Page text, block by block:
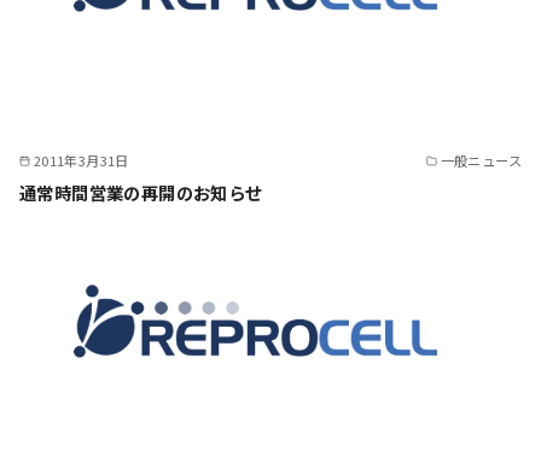
2011年3月31日 一般ニュース
通常時間営業の再開のお知らせ